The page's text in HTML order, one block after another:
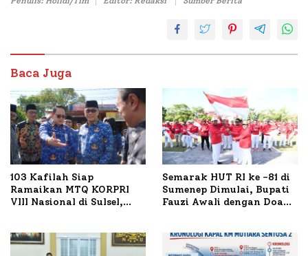
Baca Juga
103 Kafilah Siap
Ramaikan MTQ KORPRI
VIII Nasional di Sulsel,
Semarak HUT RI ke -81 di
Sumenep Dimulai, Bupati
Fauzi Awali dengan Doa